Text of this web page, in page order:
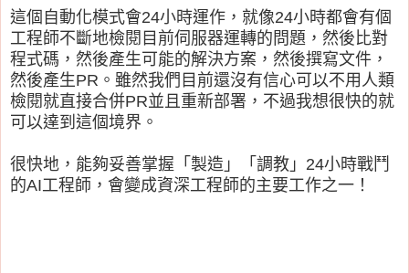
這個自動化模式會24小時運作，就像24小時都會有個
工程師不斷地檢閱目前伺服器運轉的問題，然後比對
程式碼，然後產生可能的解決方案，然後撰寫文件，
然後產生PR。雖然我們目前還沒有信心可以不用人類
檢閱就直接合併PR並且重新部署，不過我想很快的就
可以達到這個境界。
很快地，能夠妥善掌握「製造」「調教」24小時戰鬥
的AI工程師，會變成資深工程師的主要工作之一！